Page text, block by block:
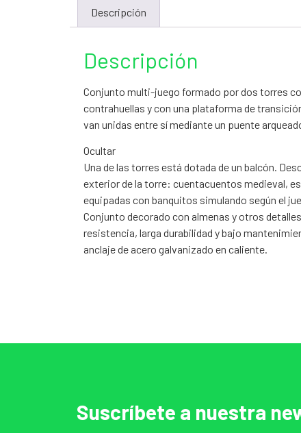
Descripción
Descripción
Conjunto multi-juego formado por dos torres
contrahuellas y con una plataforma de
van unidas entre sí mediante un puente
Ocultar
Una de las torres está dotada de un balcón.
exterior de la torre: cuentacuentos medieval,
equipadas con banquitos simulando según el
Conjunto decorado con almenas y otros
resistencia, larga durabilidad y bajo
anclaje de acero galvanizado en caliente.
Suscríbete a nuestra